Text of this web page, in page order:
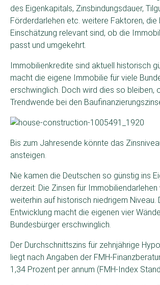
des Eigenkapitals, Zinsbindungsdauer,
Förderdarlehen etc. weitere Faktoren, die
Einschätzung relevant sind, ob die
passt und umgekehrt.
Immobilienkredite sind aktuell historisch
macht die eigene Immobilie für viele
erschwinglich. Doch wird dies so bleiben,
Trendwende bei den
Bis zum Jahresende könnte das
ansteigen.
Nie kamen die Deutschen so günstig ins
derzeit: Die Zinsen für Immobiliendarlehen
weiterhin auf historisch niedrigem Niveau.
Entwicklung macht die eigenen vier
Bundesbürger erschwinglich.
Der Durchschnittszins für zehnjährige
liegt nach Angaben der FMH-
1,34 Prozent per annum (FMH-Index